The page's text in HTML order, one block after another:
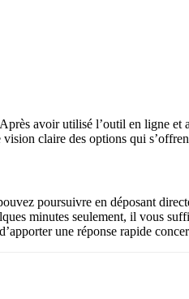
avoir utilisé l’outil en ligne
claire des options qui
poursuivre en déposant
minutes seulement, il vous
une réponse rapide